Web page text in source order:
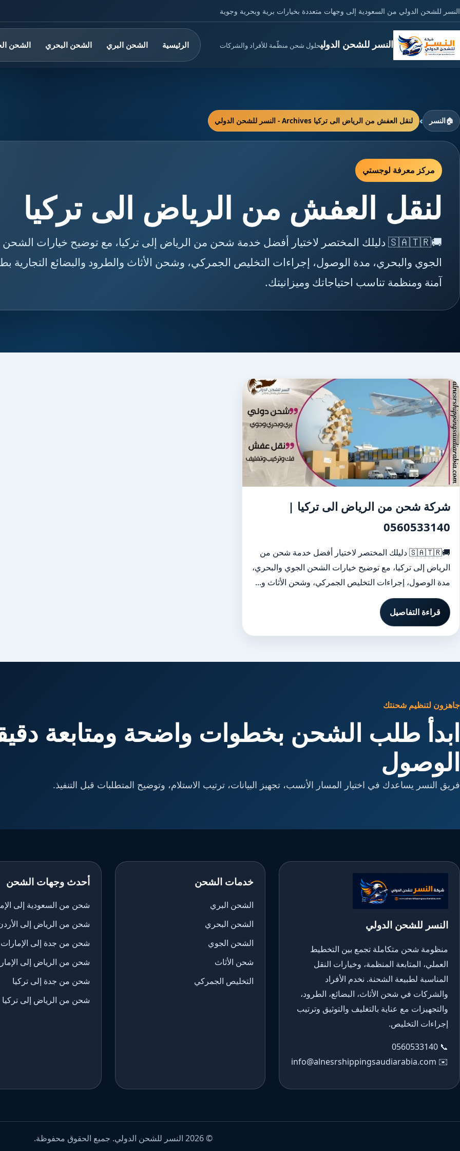
النسر للشحن الدولي من السعودية إلى وجهات متعددة بخيارات برية وبحرية وجوية
النسر للشحن الدوليحلول شحن منظّمة للأفراد والشركات الرئيسية الشحن البري الشحن البحري الشحن
🏠النسر › لنقل العفش من الرياض الى تركيا Archives - النسر للشحن الدولي
مركز معرفة لوجستي
لنقل العفش من الرياض الى تركيا
🚚🇸🇦🇹🇷 دليلك المختصر لاختيار أفضل خدمة شحن من الرياض إلى تركيا، مع توضيح خيارات الشحن
الجوي والبحري، مدة الوصول، إجراءات التخليص الجمركي، وشحن الأثاث والطرود والبضائع التجارية
آمنة ومنظمة تناسب احتياجاتك وميزانيتك.
شركة شحن من الرياض الى تركيا |
0560533140
🚚🇸🇦🇹🇷 دليلك المختصر لاختيار أفضل خدمة شحن من
الرياض إلى تركيا، مع توضيح خيارات الشحن الجوي والبحري،
مدة الوصول، إجراءات التخليص الجمركي، وشحن الأثاث و...
قراءة التفاصيل
جاهزون لتنظيم شحنتك
ابدأ طلب الشحن بخطوات واضحة ومتابعة
الوصول
فريق النسر يساعدك في اختيار المسار الأنسب، تجهيز البيانات، ترتيب الاستلام، وتوضيح المتطلبات قبل التنفيذ.
النسر للشحن الدولي
منظومة شحن متكاملة تجمع بين التخطيط
العملي، المتابعة المنظمة، وخيارات النقل
المناسبة لطبيعة الشحنة. نخدم الأفراد
والشركات في شحن الأثاث، البضائع، الطرود،
والتجهيزات مع عناية بالتغليف والتوثيق وترتيب
إجراءات التخليص.
📞
0560533140
✉️
info@alnesrshippingsaudiarabia.com
خدمات الشحن
الشحن البري
الشحن البحري
الشحن الجوي
شحن الأثاث
التخليص الجمركي
أحدث وجهات الشحن
شحن من السعودية إلى
شحن من الرياض إلى
شحن من جدة إلى الإمارات
شحن من الرياض إلى
شحن من جدة إلى تركيا
شحن من الرياض إلى تركيا
© 2026 النسر للشحن الدولي. جميع الحقوق محفوظة.